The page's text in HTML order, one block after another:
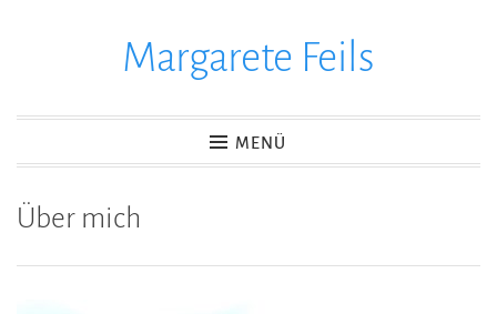
Margarete Feils
MENÜ
Über mich